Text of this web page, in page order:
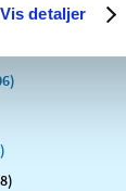
Vis detaljer